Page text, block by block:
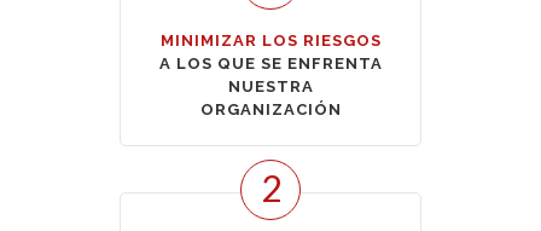
MINIMIZAR LOS RIESGOS
A LOS QUE SE ENFRENTA
NUESTRA
ORGANIZACIÓN
2